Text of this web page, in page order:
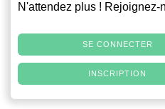
N'attendez plus ! Rejoignez-
SE CONNECTER
INSCRIPTION